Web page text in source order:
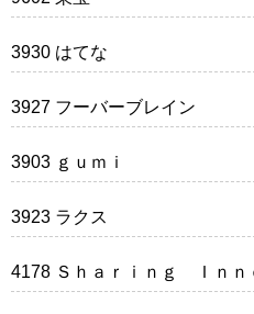
3930 はてな
3927 フーバーブレイン
3903 ｇｕｍｉ
3923 ラクス
4178 Ｓｈａｒｉｎｇ Ｉｎｎ